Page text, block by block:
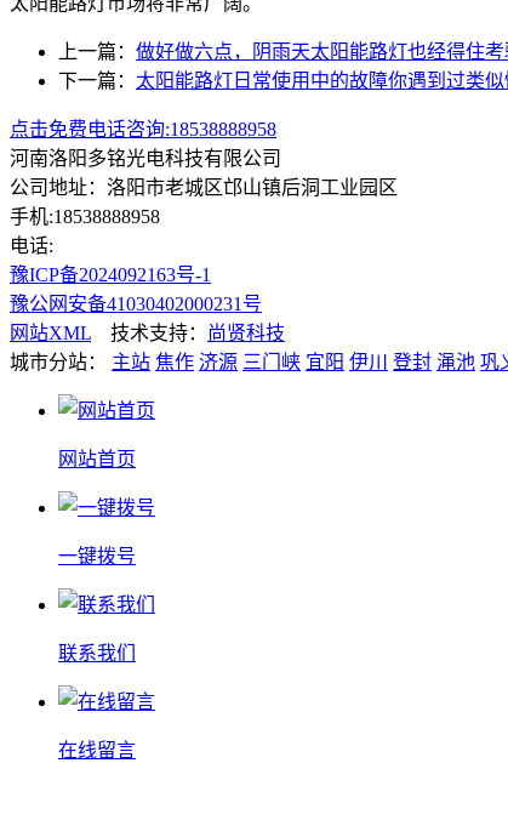
上一篇： 做好做六点，阴雨天太阳能路灯也经得住考
下一篇： 太阳能路灯日常使用中的故障你遇到过类似
点击免费电话咨询:18538888958
河南洛阳多铭光电科技有限公司
公司地址：洛阳市老城区邙山镇后洞工业园区
手机:18538888958
电话:
豫ICP备2024092163号-1
豫公网安备41030402000231号
网站XML 技术支持：
尚贤科技
城市分站：
主站 焦作 济源 三门峡 宜阳 伊川 登封 渑池 巩
网站首页
一键拨号
联系我们
在线留言